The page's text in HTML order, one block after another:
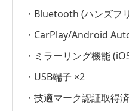
・Bluetooth (ハンズフ
・CarPlay/Android
・ミラーリング機能
・USB端子 ×2
・技適マーク認証取得